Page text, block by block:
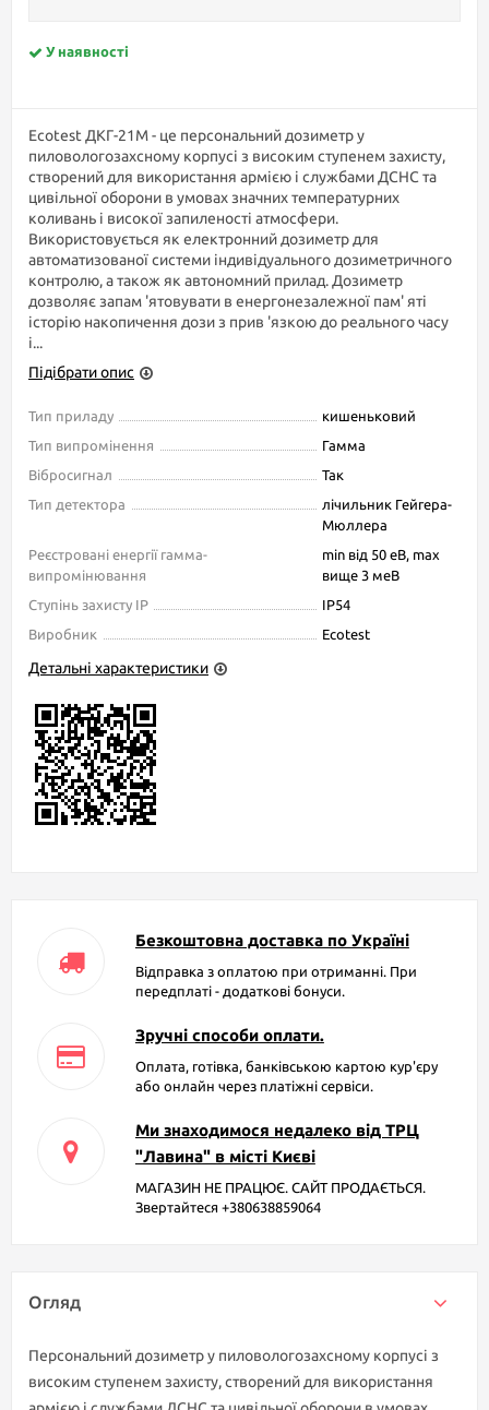
У наявності
Ecotest ДКГ-21М - це персональний дозиметр у
пиловологозахсному корпусі з високим ступенем захисту,
створений для використання армією і службами ДСНС та
цивільної оборони в умовах значних температурних
коливань і високої запиленості атмосфери.
Використовується як електронний дозиметр для
автоматизованої системи індивідуального дозиметричного
контролю, а також як автономний прилад. Дозиметр
дозволяє запам 'ятовувати в енергонезалежної пам' яті
історію накопичення дози з прив 'язкою до реального часу
і...
Підібрати опис
Тип приладу
кишеньковий
Тип випромінення
Гамма
Вібросигнал
Так
Тип детектора
лічильник Гейгера-
Мюллера
Реєстровані енергії гамма-
випромінювання
min від 50 еВ, max
вище 3 меВ
Ступінь захисту IP
IP54
Виробник
Ecotest
Детальні характеристики
Безкоштовна доставка по Україні
Відправка з оплатою при отриманні. При
передплаті - додаткові бонуси.
Зручні способи оплати.
Оплата, готівка, банківською картою кур'єру
або онлайн через платіжні сервіси.
Ми знаходимося недалеко від ТРЦ
"Лавина" в місті Києві
МАГАЗИН НЕ ПРАЦЮЄ. САЙТ ПРОДАЄТЬСЯ.
Звертайтеся +380638859064
Огляд
Персональний дозиметр у пиловологозахсному корпусі з
високим ступенем захисту, створений для використання